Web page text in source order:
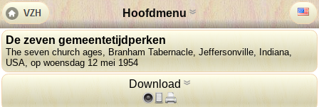
Hoofdmenu
De zeven gemeentetijdperken
The seven church ages, Branham Tabernacle, Jeffersonville, Indiana,
USA, op woensdag 12 mei 1954
Download